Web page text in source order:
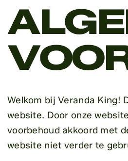
Welkom bij Veranda King!
website. Door onze
voorbehoud akkoord met
website niet verder te